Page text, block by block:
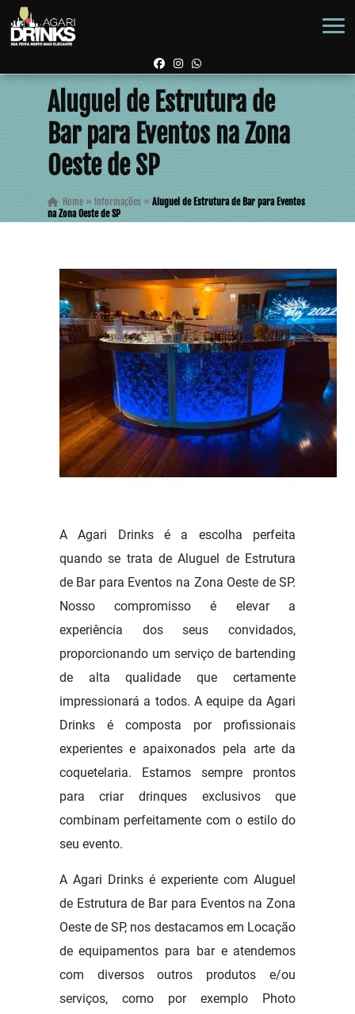
Aluguel de Estrutura de
Bar para Eventos na Zona
Oeste de SP
Home» Informações » Aluguel de Estrutura de Bar para Eventos
na Zona Oeste de SP
A Agari Drinks é a escolha perfeita
quando se trata de Aluguel de Estrutura
de Bar para Eventos na Zona Oeste de SP.
Nosso compromisso é elevar a
experiência dos seus convidados,
proporcionando um serviço de bartending
de alta qualidade que certamente
impressionará a todos. A equipe da Agari
Drinks é composta por profissionais
experientes e apaixonados pela arte da
coquetelaria. Estamos sempre prontos
para criar drinques exclusivos que
combinam perfeitamente com o estilo do
seu evento.
A Agari Drinks é experiente com Aluguel
de Estrutura de Bar para Eventos na Zona
Oeste de SP, nos destacamos em Locação
de equipamentos para bar e atendemos
com diversos outros produtos e/ou
serviços, como por exemplo Photo